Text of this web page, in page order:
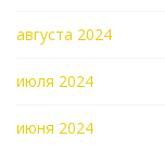
августа 2024
июля 2024
июня 2024